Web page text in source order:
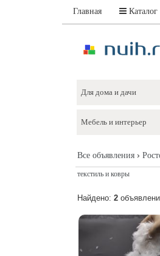
Главная Каталог
Все объявления ›
текстиль и ковры
Найдено: 2